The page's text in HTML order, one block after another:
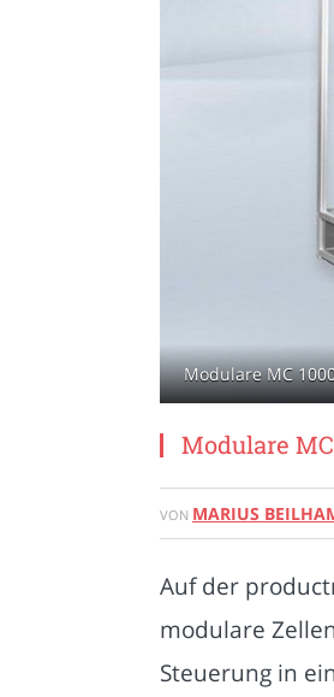
Modulare MC
Modulare
VON MARIUS
Auf der
modulare
Steuerung in